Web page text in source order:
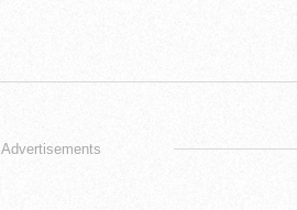
Advertisements